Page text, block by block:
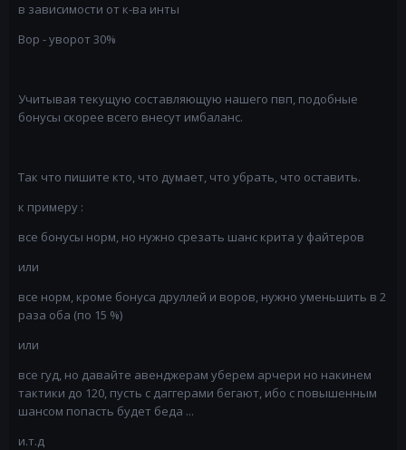
в зависимости от к-ва инты
Вор - уворот 30%
Учитывая текущую составляющую нашего пвп, подобные
бонусы скорее всего внесут имбаланс.
Так что пишите кто, что думает, что убрать, что оставить.
к примеру :
все бонусы норм, но нужно срезать шанс крита у файтеров
или
все норм, кроме бонуса друллей и воров, нужно уменьшить в 2
раза оба (по 15 %)
или
все гуд, но давайте авенджерам уберем арчери но накинем
тактики до 120, пусть с даггерами бегают, ибо с повышенным
шансом попасть будет беда ...
и.т.д